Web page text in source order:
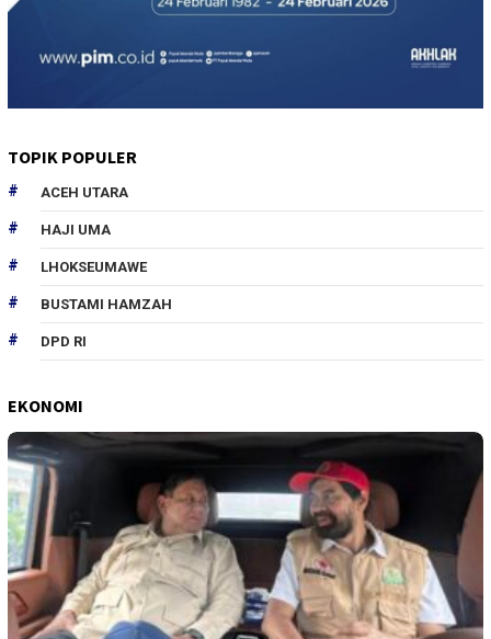
TOPIK POPULER
ACEH UTARA
HAJI UMA
LHOKSEUMAWE
BUSTAMI HAMZAH
DPD RI
EKONOMI